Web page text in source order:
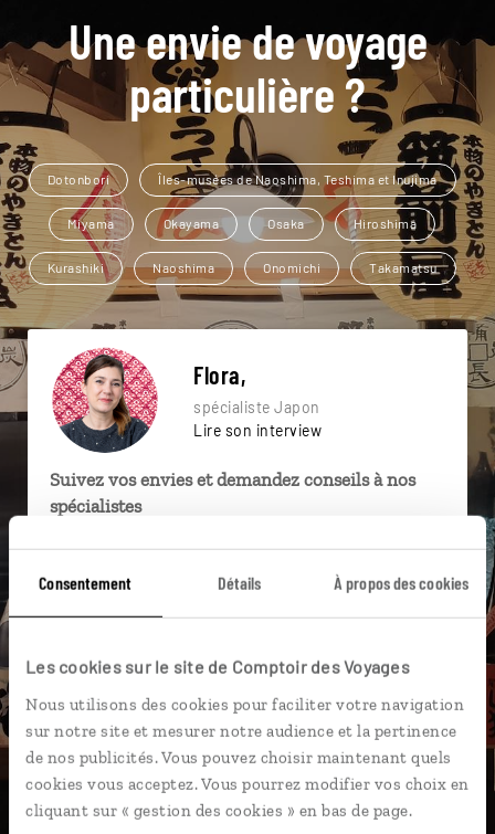
Consentement Détails À propos des cookies
Les cookies sur le site de Comptoir des Voyages
Nous utilisons des cookies pour faciliter votre navigation
sur notre site et mesurer notre audience et la pertinence
de nos publicités. Vous pouvez choisir maintenant quels
cookies vous acceptez. Vous pourrez modifier vos choix en
cliquant sur « gestion des cookies » en bas de page.
Une envie de voyage
particulière ?
Dotonbori Îles-musées de Naoshima, Teshima et Inujima
Miyama Okayama Osaka Hiroshima
Kurashiki Naoshima Onomichi Takamatsu
Flora,
spécialiste Japon
Lire son interview
Suivez vos envies et demandez conseils à nos
spécialistes
Ils sauront organiser votre itinéraire au plus
près de vos envies et de la réalité du pays.
Échangez en face à face ou depuis nos studios
téléphone.
Vous gardez le même interlocuteur avant,
pendant et après votre voyage.